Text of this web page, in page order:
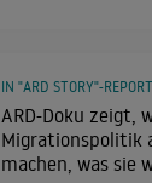
ARD-Doku zeigt,
Migrationspolitik
machen, was sie